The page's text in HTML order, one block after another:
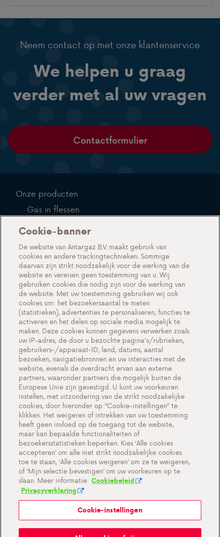
Neem contact op met onze klantenservice
We helpen u graag
verder met al uw vragen
Contactformulier
Onze producten
Gas in flessen
Gas in tanks
Over ons
Acties
Events
Werken bij Antargaz
Veelgestelde vragen
Contact
Cookie-instellingen
Cookiebeleid
Privacyverklaring
Contact
Belangrijke documenten
Mijn Antargaz
Cookie-banner
De website van Antargaz B.V. maakt gebruik van
cookies en andere trackingtechnieken. Sommige
daarvan zijn strikt noodzakelijk voor de werking van de
website en vereisen geen toestemming van u. Wij
gebruiken cookies die nodig zijn voor de werking van
de website. Met uw toestemming gebruiken wij ook
cookies om: het bezoekersaantal te meten
(statistieken), advertenties te personaliseren, functies te
activeren en het delen op sociale media mogelijk te
maken. Deze cookies kunnen gegevens verwerken zoals
uw IP-adres, de door u bezochte pagina's/rubrieken,
gebruikers-/apparaat-ID, land, datums, aantal
bezoeken, navigatiebronnen en uw interacties met de
website, evenals de overdracht ervan aan externe
partners, waaronder partners die mogelijk buiten de
Europese Unie zijn gevestigd. U kunt uw voorkeuren
instellen, met uitzondering van de strikt noodzakelijke
cookies, door hieronder op “Cookie-instellingen” te
klikken. Het weigeren of intrekken van uw toestemming
heeft geen invloed op de toegang tot de website,
maar kan bepaalde functionaliteiten of
bezoekersstatistieken beperken. Kies ‘Alle cookies
accepteren’ om alle niet strikt noodzakelijke cookies
toe te staan, ‘Alle cookies weigeren’ om ze te weigeren,
of ‘Mijn selectie bevestigen’ om uw voorkeuren op te
slaan. Meer informatie: Cookiebeleid
Privacyverklaring
Cookie-instellingen